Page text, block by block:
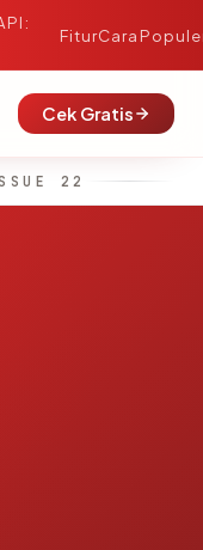
FiturCara
Cek Gratis
22